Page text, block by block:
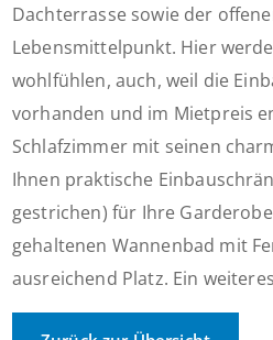
Dachterrasse sowie der
Lebensmittelpunkt. Hier
wohlfühlen, auch, weil die
vorhanden und im Mietpreis
Schlafzimmer mit seinen
Ihnen praktische
gestrichen) für Ihre
gehaltenen Wannenbad mit
ausreichend Platz. Ein